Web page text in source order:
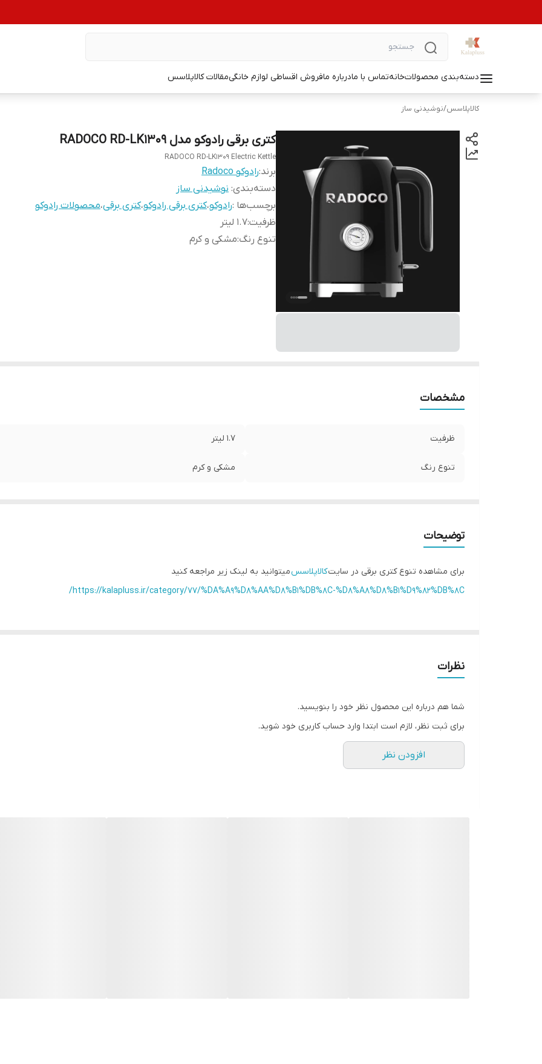
دسته‌بندی محصولاتخانهتماس با مادرباره مافروش اقساطی لوازم خانگیمقالات کالاپلاسس
کالاپلاسس/نوشیدنی ساز
کتری برقی رادوکو مدل RADOCO RD-LK1309
RADOCO RD-LK1309 Electric Kettle
برند:رادوکو Radoco
دسته‌بندی: نوشیدنی ساز
برچسب‌ها :رادوکو،کتری برقی رادوکو،کتری برقی،محصولات رادوکو
ظرفیت:1.7 لیتر
تنوع رنگ:مشکی و کرم
مشخصات
ظرفیت 1.7 لیتر
تنوع رنگ مشکی و کرم
توضیحات
برای مشاهده تنوع کتری برقی در سایتکالاپلاسسمیتوانید به لینک زیر مراجعه کنید
https://kalapluss.ir/category/77/%DA%A9%D8%AA%D8%B1%DB%8C-%D8%A8%D8%B1%D9%82%DB%8C/
نظرات
شما هم درباره این محصول نظر خود را بنویسید.
برای ثبت نظر، لازم است ابتدا وارد حساب کاربری خود شوید.
افزودن نظر